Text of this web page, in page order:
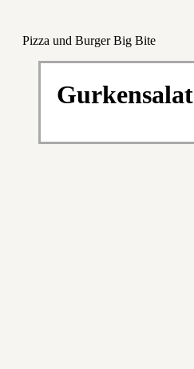
Pizza und Burger Big Bite
Gurkensalat